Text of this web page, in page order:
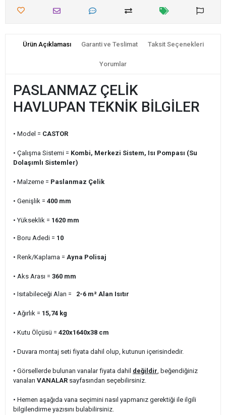
Ürün Açıklaması Garanti ve Teslimat Taksit Seçenekleri
Yorumlar
PASLANMAZ ÇELİK
HAVLUPAN TEKNİK BİLGİLER
• Model = CASTOR
• Çalışma Sistemi = Kombi, Merkezi Sistem, Isı Pompası (Su
Dolaşımlı Sistemler)
• Malzeme = Paslanmaz Çelik
• Genişlik = 400 mm
• Yükseklik = 1620 mm
• Boru Adedi = 10
• Renk/Kaplama = Ayna Polisaj
• Aks Arası = 360 mm
• Isıtabileceği Alan = 2-6 m² Alan Isıtır
• Ağırlık = 15,74 kg
• Kutu Ölçüsü = 420x1640x38 cm
• Duvara montaj seti fiyata dahil olup, kutunun içerisindedir.
• Görsellerde bulunan vanalar fiyata dahil değildir, beğendiğiniz
vanaları VANALAR sayfasından seçebilirsiniz.
• Hemen aşağıda vana seçimini nasıl yapmanız gerektiği ile ilgili
bilgilendirme yazısını bulabilirsiniz.